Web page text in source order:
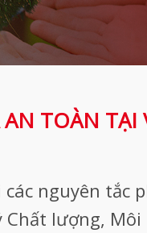
TOÀN TẠI
nguyên tắc
lượng, Môi